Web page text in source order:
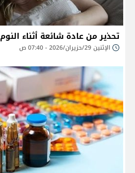
تحذير من عادة شائعة أثناء النوم
الإثنين 29/حزيران/2026 - 07:40 ص